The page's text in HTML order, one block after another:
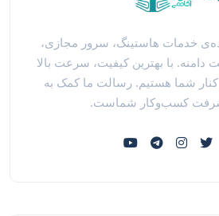
خدمات هاستینگ، سرور مجازی،
با بهترین کیفیت، سرعت بالا
24/7 در کنار شما هستیم. رسالت ما کمک به
کسب‌وکار شماست.